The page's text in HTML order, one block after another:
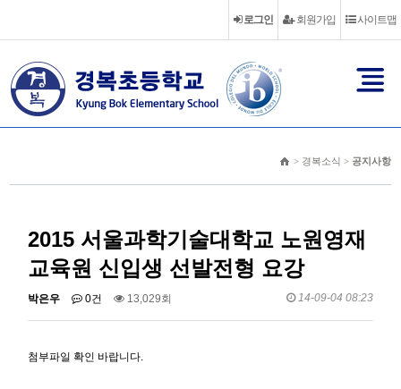
사이트맵
회원가입
로그인
> 경복소식 > 공지사항
2015 서울과학기술대학교 노원영재
교육원 신입생 선발전형 요강
박은우 0건 13,029회 14-09-04 08:23
첨부파일 확인 바랍니다.